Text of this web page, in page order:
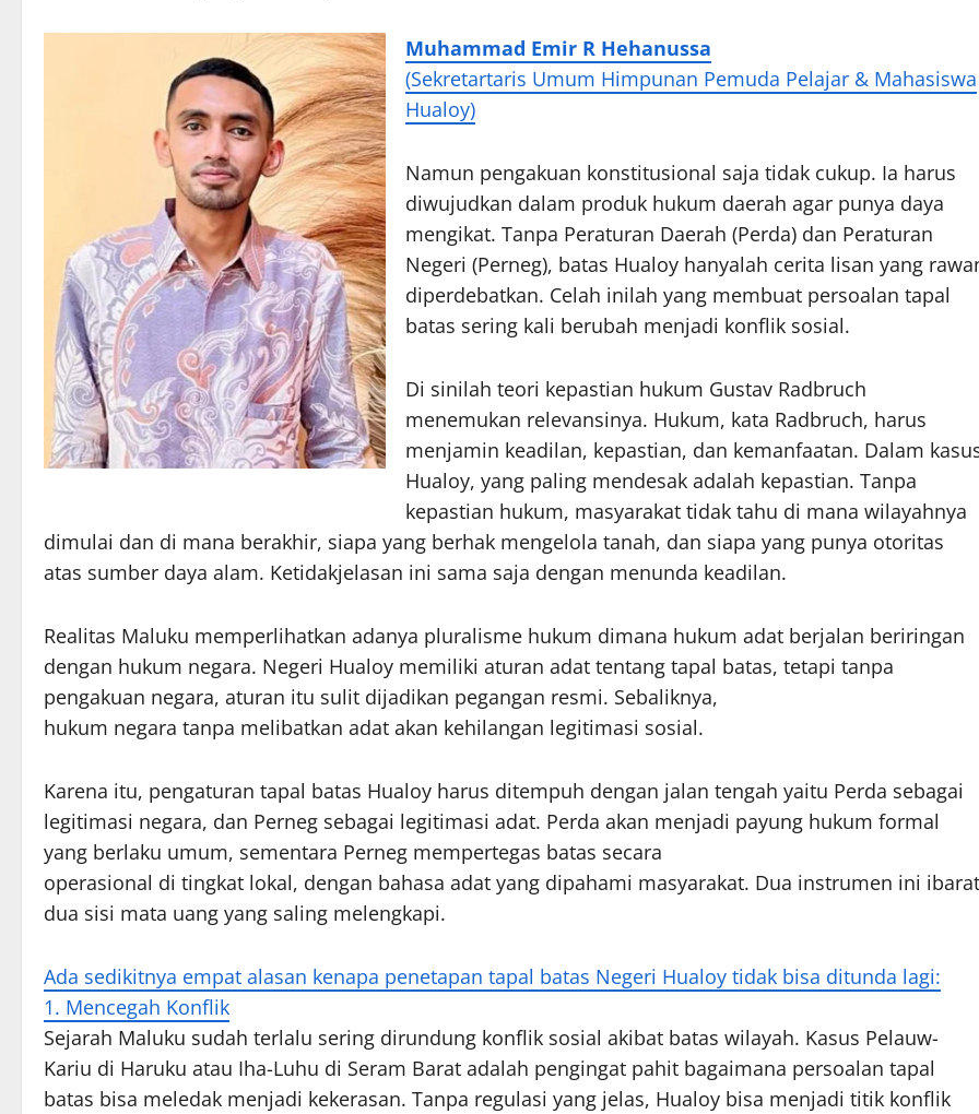
Muhammad Emir R Hehanussa
(Sekretartaris Umum Himpunan Pemuda Pelajar & Mahasiswa
Hualoy)
Namun pengakuan konstitusional saja tidak cukup. Ia harus
diwujudkan dalam produk hukum daerah agar punya daya
mengikat. Tanpa Peraturan Daerah (Perda) dan Peraturan
Negeri (Perneg), batas Hualoy hanyalah cerita lisan yang
diperdebatkan. Celah inilah yang membuat persoalan tapal
batas sering kali berubah menjadi konflik sosial.
Di sinilah teori kepastian hukum Gustav Radbruch
menemukan relevansinya. Hukum, kata Radbruch, harus
menjamin keadilan, kepastian, dan kemanfaatan. Dalam
Hualoy, yang paling mendesak adalah kepastian. Tanpa
kepastian hukum, masyarakat tidak tahu di mana wilayahnya
dimulai dan di mana berakhir, siapa yang berhak mengelola tanah, dan siapa yang punya otoritas
atas sumber daya alam. Ketidakjelasan ini sama saja dengan menunda keadilan.
Realitas Maluku memperlihatkan adanya pluralisme hukum dimana hukum adat berjalan beriringan
dengan hukum negara. Negeri Hualoy memiliki aturan adat tentang tapal batas, tetapi tanpa
pengakuan negara, aturan itu sulit dijadikan pegangan resmi. Sebaliknya,
hukum negara tanpa melibatkan adat akan kehilangan legitimasi sosial.
Karena itu, pengaturan tapal batas Hualoy harus ditempuh dengan jalan tengah yaitu Perda sebagai
legitimasi negara, dan Perneg sebagai legitimasi adat. Perda akan menjadi payung hukum formal
yang berlaku umum, sementara Perneg mempertegas batas secara
operasional di tingkat lokal, dengan bahasa adat yang dipahami masyarakat. Dua instrumen ini ibarat
dua sisi mata uang yang saling melengkapi.
Ada sedikitnya empat alasan kenapa penetapan tapal batas Negeri Hualoy tidak bisa ditunda lagi:
1. Mencegah Konflik
Sejarah Maluku sudah terlalu sering dirundung konflik sosial akibat batas wilayah. Kasus Pelauw-
Kariu di Haruku atau Iha-Luhu di Seram Barat adalah pengingat pahit bagaimana persoalan tapal
batas bisa meledak menjadi kekerasan. Tanpa regulasi yang jelas, Hualoy bisa menjadi titik konflik